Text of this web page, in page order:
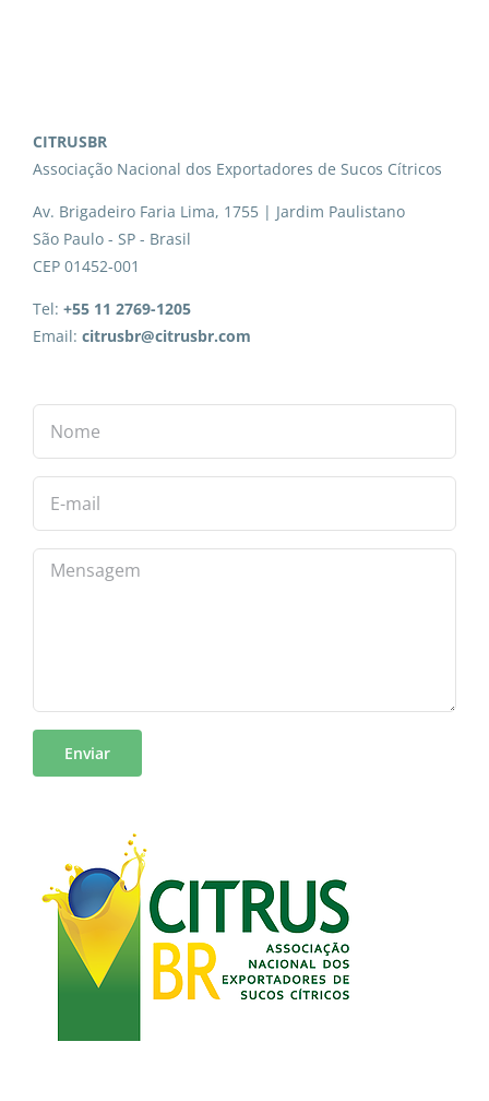
CITRUSBR
Associação Nacional dos Exportadores de Sucos Cítricos
Av. Brigadeiro Faria Lima, 1755 | Jardim Paulistano
São Paulo - SP - Brasil
CEP 01452-001
Tel: +55 11 2769-1205
Email: citrusbr@citrusbr.com